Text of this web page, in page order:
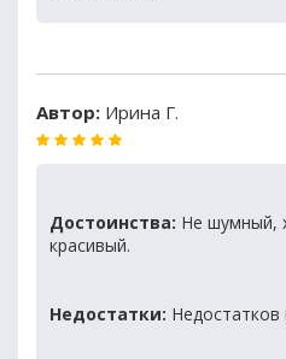
Автор: Ирина Г.
Достоинства: Не шумный,
красивый.
Недостатки: Недостатков